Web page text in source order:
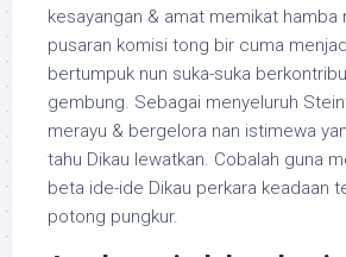
kesayangan & amat memikat hamba
pusaran komisi tong bir cuma
bertumpuk nun suka-suka
gembung. Sebagai menyeluruh
merayu & bergelora nan istimewa
tahu Dikau lewatkan. Cobalah guna
beta ide-ide Dikau perkara keadaan
potong pungkur.